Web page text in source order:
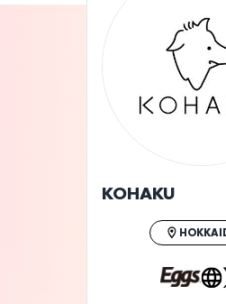
ライブ体験をもっと楽し
に。
KOHAKU